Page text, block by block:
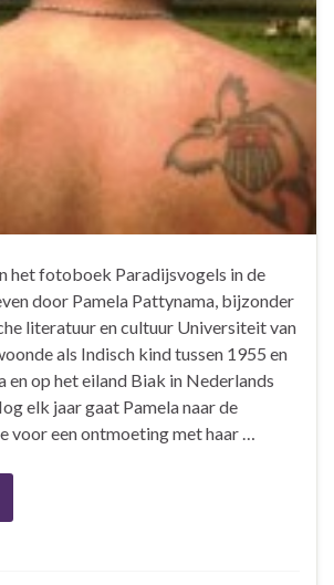
het fotoboek Paradijsvogels in de
door Pamela Pattynama, bijzonder
literatuur en cultuur Universiteit van
als Indisch kind tussen 1955 en
en op het eiland Biak in Nederlands
elk jaar gaat Pamela naar de
voor een ontmoeting met haar …